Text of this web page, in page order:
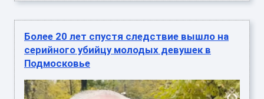
Более 20 лет спустя следствие вышло на
серийного убийцу молодых девушек в
Подмосковье